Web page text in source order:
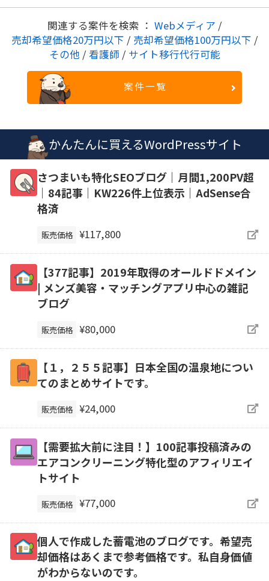
関連する案件を検索 ： Webメディア /
売却希望価格20万円以下 / 売却希望価格100万円以下 /
その他 / 看護師 / サイト移行代行可能
案件一覧
かんたんに買えるWordPressサイト
さつまいも特化SEOブログ｜月間1,200PV超
｜84記事｜KW226件上位表示｜AdSense合
格済
販売価格 ¥117,800
【377記事】2019年取得のオールドドメイン
| メンズ美容・マッチングアプリ中心の雑記
ブログ
販売価格 ¥80,000
【１，２５５記事】日本全国の温泉地につい
てのまとめサイトです。
販売価格 ¥24,000
【需要拡大前に注目！】100記事投稿済みの
エアコンクリーニング特化型のアフィリエイ
トサイト
販売価格 ¥77,000
個人で作成した蓄電池のブログです。希望売
却価格はあくまで参考価格です。私自身価値
がわからないのです。